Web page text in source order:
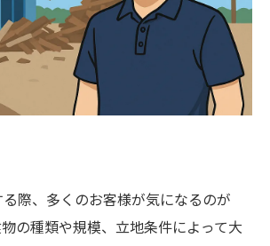
際、多くのお客様が気になるのが
物の種類や規模、立地条件によって大